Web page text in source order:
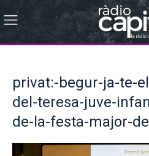
privat:-begur-ja-te-
del-teresa-juve-
de-la-festa-major-